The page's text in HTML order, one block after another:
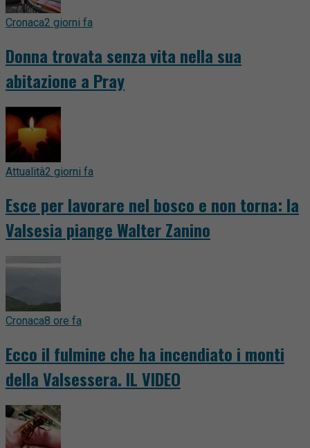
Cronaca2 giorni fa
Donna trovata senza vita nella sua
abitazione a Pray
Attualità2 giorni fa
Esce per lavorare nel bosco e non torna: la
Valsesia piange Walter Zanino
Cronaca8 ore fa
Ecco il fulmine che ha incendiato i monti
della Valsessera. IL VIDEO